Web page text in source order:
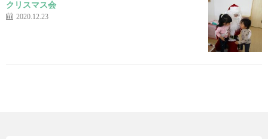
クリスマス会
2020.12.23